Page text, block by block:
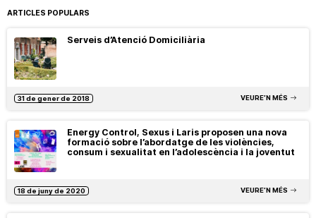
ARTICLES POPULARS
Serveis d’Atenció Domiciliària
31 de gener de 2018 VEURE’N MÉS
Energy Control, Sexus i Laris proposen una nova
formació sobre l’abordatge de les violències,
consum i sexualitat en l’adolescència i la joventut
18 de juny de 2020 VEURE’N MÉS